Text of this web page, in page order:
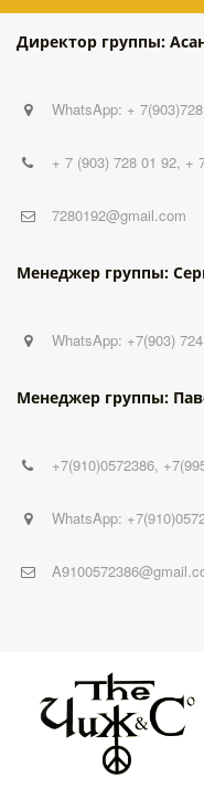
Директор группы:
WhatsApp: +
+ 7 (903) 728 01 92, +
7280192@gmail.com
Менеджер группы:
WhatsApp: +7(903)
Менеджер группы:
+7(910)0572386,
WhatsApp: